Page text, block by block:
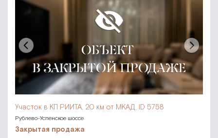
Участок в КП РИИТА, 20 км от МКАД, ID 5758
Рублево-Успенское шоссе
Закрытая продажа